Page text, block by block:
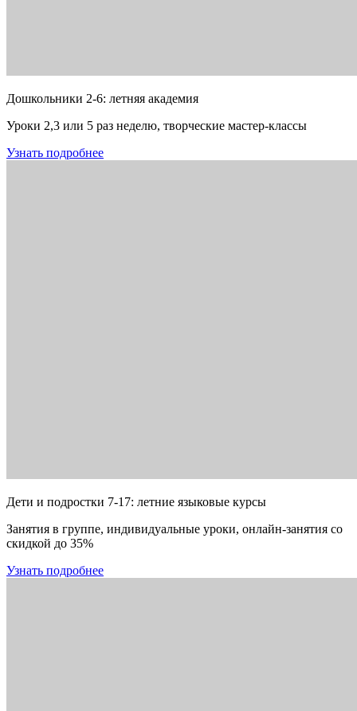
Дошкольники 2-6: летняя академия
Уроки 2,3 или 5 раз неделю, творческие мастер-классы
Узнать подробнее
Дети и подростки 7-17: летние языковые курсы
Занятия в группе, индивидуальные уроки, онлайн-занятия со
скидкой до 35%
Узнать подробнее